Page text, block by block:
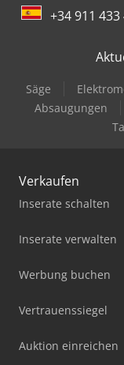
+34 911 433
Säge
Absaugungen
Verkaufen
Inserate schalten
Inserate verwalten
Werbung buchen
Vertrauenssiegel
Auktion einreichen